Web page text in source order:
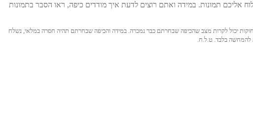
אליכם תמונות. במידה ואתם רוצים לדעת איך מודדים כיפה, ראו הסבר בתמונות
רחוקות יכול לקרות מצב שהכיפה שבחרתם כבר נמכרה. במידה והכיפה שבחרתם תהיה חסרה במלאי, נשלח
להמחשה בלבד. ט.ל.ח.